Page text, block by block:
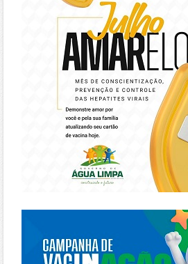
https://piracanjuba.go.gov.br/